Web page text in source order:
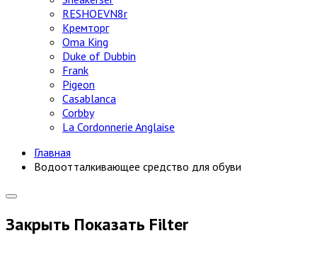
RESHOEVN8r
Кремторг
Oma King
Duke of Dubbin
Frank
Pigeon
Casablanca
Corbby
La Cordonnerie Anglaise
Главная
Водоотталкивающее средство для обуви
Закрыть Показать Filter